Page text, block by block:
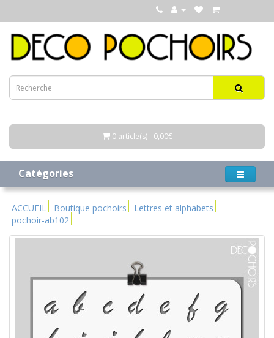
0 article(s) - 0,00€
Catégories
ACCUEIL Boutique pochoirs
Lettres et alphabets
pochoir-ab102